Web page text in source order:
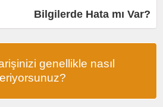
Bilgilerde Hata mı Var?
genellikle nasıl